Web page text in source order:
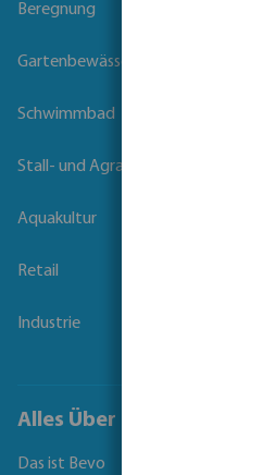
Beregnung
Gartenbewässerung
Schwimmbad
Stall- und Agrartechnik
Aquakultur
Retail
Industrie
Alles Über Bevo
Das ist Bevo